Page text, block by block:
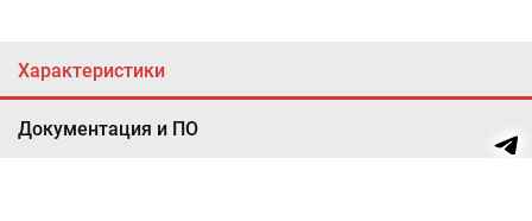
Характеристики
Документация и ПО